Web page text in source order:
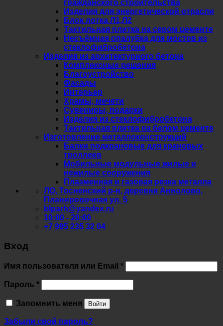
гражданского строительства
Изделия для энергетической отрасли
Блок лотка Л1,Л2
Тактильная плитка на сером цементе
Несъёмная опалубка для мостов из
стеклофибробетона
Изделия из архитектурного бетона
Комплексные решения
Благоустройство
Фасады
Интерьер
Храмы, мечети
Сувениры, подарки
Изделия из стеклофибробетона
Тактильная плитка на белом цементе
Изготовление металлоконструкций
Балки подкрановые для крановых
троллеев
Мобильные модульные жилые и
нежилые сооружения
Плазменная и газовая резка металла
ЛО, Тосненский р-н, деревня Аннолово,
Планировочная ул. 5
blparh@yandex.ru
10:00 - 20:00
+7 995 235 32 04
Вход
Имя пользователя или Email *Обязательно
Пароль *Обязательно
Запомнить меня Войти
Забыли свой пароль?